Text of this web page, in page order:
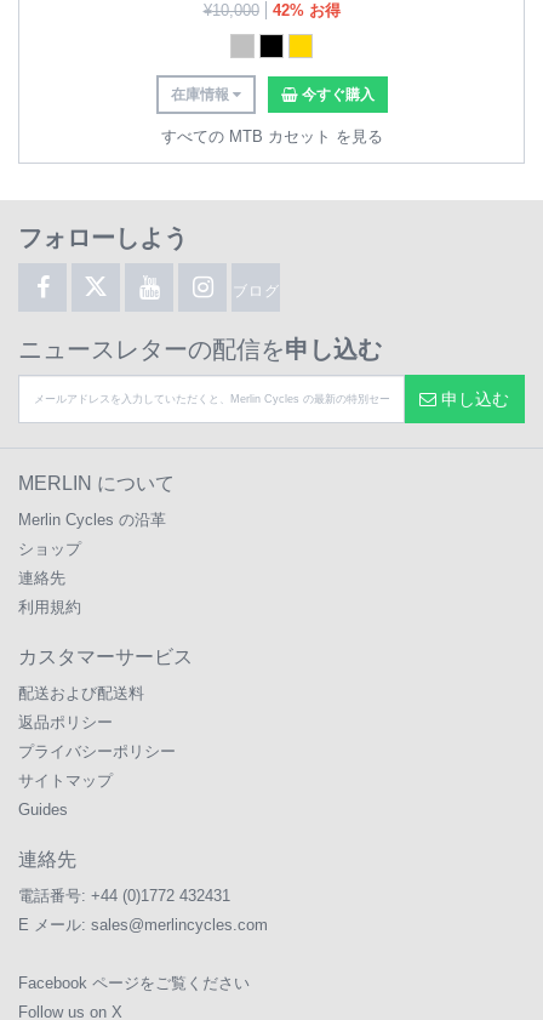
¥10,000 42% お得
在庫情報 今すぐ購入
すべての MTB カセット を見る
フォローしよう
ブログ
ニュースレターの配信を申し込む
申し込む
MERLIN について
Merlin Cycles の沿革
ショップ
連絡先
利用規約
カスタマーサービス
配送および配送料
返品ポリシー
プライバシーポリシー
サイトマップ
Guides
連絡先
電話番号: +44 (0)1772 432431
E メール: sales@merlincycles.com
Facebook ページをご覧ください
Follow us on X